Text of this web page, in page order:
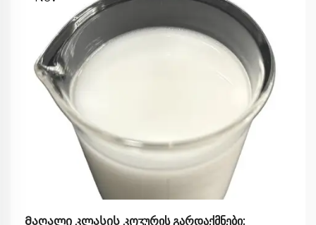
Მაღალი კლასის კოʒურის გარდაქმნები: